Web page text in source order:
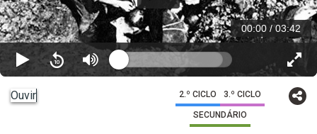
00:00 / 03:42
Ouvir 2.º CICLO 3.º CICLO
SECUNDÁRIO